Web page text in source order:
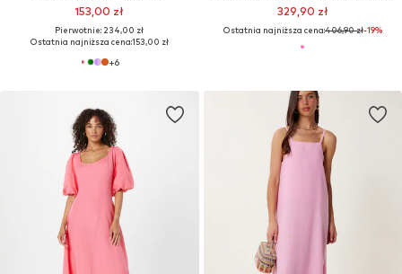
153,00 zł
Pierwotnie: 234,00 zł
Ostatnia najniższa cena:153,00 zł
+6
329,90 zł
Ostatnia najniższa cena:406,90 zł-19%